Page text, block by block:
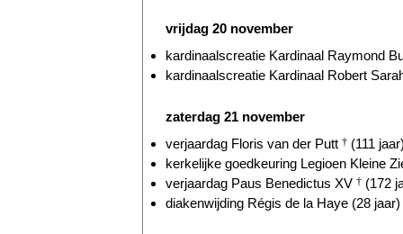
vrijdag 20 november
kardinaalscreatie Kardinaal Raymond
kardinaalscreatie Kardinaal Robert
zaterdag 21 november
verjaardag Floris van der Putt † (111
kerkelijke goedkeuring Legioen Kleine
verjaardag Paus Benedictus XV † (172
diakenwijding Régis de la Haye (28 jaar)